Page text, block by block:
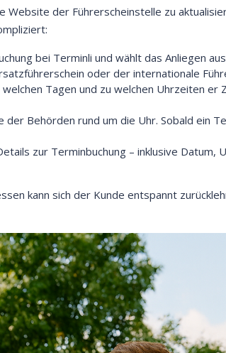
der Führerscheinstelle zu
bei Terminli und wählt das Anliegen
oder der internationale
Tagen und zu welchen Uhrzeiten er
Behörden rund um die Uhr. Sobald ein
zur Terminbuchung – inklusive Datum,
kann sich der Kunde entspannt